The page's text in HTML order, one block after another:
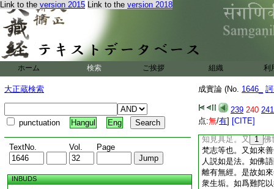
Link to the version 2015 Link to the version 2018
ホーム 検索 ご挨拶 組織 利
大正蔵検索
punctuation Hangul Eng
TextNo. Vol. Page
INBUDS
成實論 (No. 1646_
239 240 241
点:無/有] [CITE]
説法。善於義趣。
無過。唯有如來所
具足。又無量功徳
説微妙法。無有錯
無有餘習永不退轉
念悉知。如人伐木
知柯微盡。佛亦如
悉分別知。又知衆
令得解脱。是故能
知見具足。又
1 佛
梵志等也。又如來
人説如是法。如佛
離有無經。是故如
衆生垢。如爲難陀